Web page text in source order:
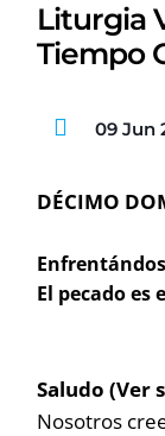
Liturgia
Tiempo
09 Jun
DÉCIMO
El pecado es
Saludo (Ver
Nosotros